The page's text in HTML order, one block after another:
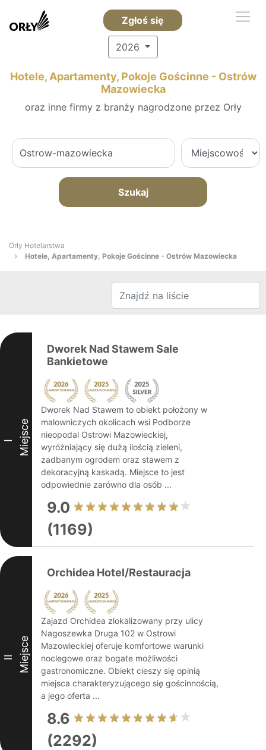
Zgłoś się
2026
Hotele, Apartamenty, Pokoje Gościnne - Ostrów
Mazowiecka
oraz inne firmy z branży nagrodzone przez Orły
Szukaj
Orły Hotelarstwa
Hotele, Apartamenty, Pokoje Gościnne - Ostrów Mazowiecka
I Miejsce
Dworek Nad Stawem Sale
Bankietowe
Dworek Nad Stawem to obiekt położony w
malowniczych okolicach wsi Podborze
nieopodal Ostrowi Mazowieckiej,
wyróżniający się dużą ilością zieleni,
zadbanym ogrodem oraz stawem z
dekoracyjną kaskadą. Miejsce to jest
odpowiednie zarówno dla osób ...
9.0
(1169)
II Miejsce
Orchidea Hotel/Restauracja
Zajazd Orchidea zlokalizowany przy ulicy
Nagoszewka Druga 102 w Ostrowi
Mazowieckiej oferuje komfortowe warunki
noclegowe oraz bogate możliwości
gastronomiczne. Obiekt cieszy się opinią
miejsca charakteryzującego się gościnnością,
a jego oferta ...
8.6
(2292)